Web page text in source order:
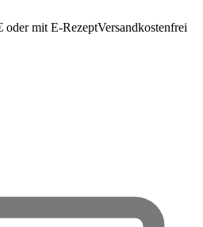
oder mit E-RezeptVersandkostenfrei